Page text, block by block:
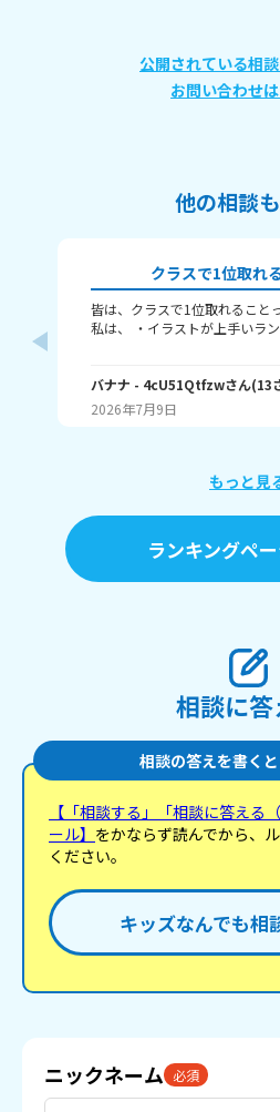
公開されている相
お問い合わせ
他の相談
クラスで1位取れ
皆は、クラスで1位取れること
私は、 ・イラストが上手いラ
ングで1位取れる？ 書いてくれ
ゃね。
バナナ - 4cU51Qtfzwさん(13
2026年7月9日
もっと見
ランキングペ
相談に答
相談の答えを書く
【「相談する」「相談に答える
ール】 をかならず読んでから、
ください。
キッズなんでも相
ニックネーム 必須